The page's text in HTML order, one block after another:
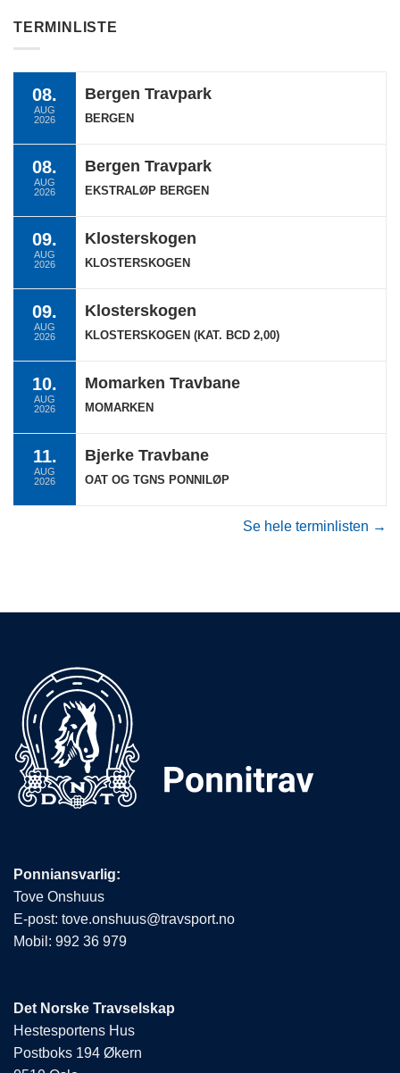
TERMINLISTE
08.
AUG
2026
Bergen Travpark
BERGEN
08.
AUG
2026
Bergen Travpark
EKSTRALØP BERGEN
09.
AUG
2026
Klosterskogen
KLOSTERSKOGEN
09.
AUG
2026
Klosterskogen
KLOSTERSKOGEN (KAT. BCD 2,00)
10.
AUG
2026
Momarken Travbane
MOMARKEN
11.
AUG
2026
Bjerke Travbane
OAT OG TGNS PONNILØP
Se hele terminlisten →
Ponniansvarlig:
Tove Onshuus
E-post: tove.onshuus@travsport.no
Mobil: 992 36 979
Det Norske Travselskap
Hestesportens Hus
Postboks 194 Økern